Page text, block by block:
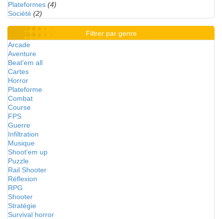
Plateformes (4)
Société (2)
Filtrer par genre
Arcade
Aventure
Beat'em all
Cartes
Horror
Plateforme
Combat
Course
FPS
Guerre
Infiltration
Musique
Shoot'em up
Puzzle
Rail Shooter
Réflexion
RPG
Shooter
Stratégie
Survival horror